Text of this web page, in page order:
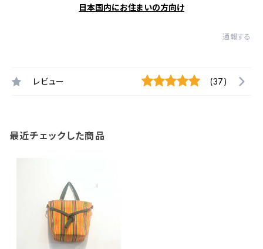
日本国内にお住まいの方向け
通報する
レビュー (37)
最近チェックした商品